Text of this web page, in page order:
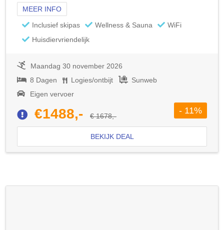
MEER INFO
Inclusief skipas
Wellness & Sauna
WiFi
Huisdiervriendelijk
Maandag 30 november 2026
8 Dagen
Logies/ontbijt
Sunweb
Eigen vervoer
€1488,- € 1678,-
- 11%
BEKIJK DEAL